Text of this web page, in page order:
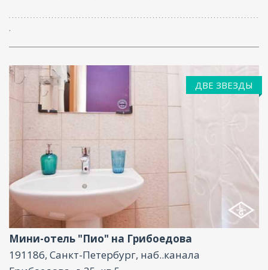
.
Услуги няни , Интернет
ДВЕ ЗВЕЗДЫ
Мини-отель "Пио" на Грибоедова
191186, Санкт-Петербург, наб..канала